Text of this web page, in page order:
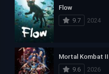
Flow
9.7
2024
Mortal Kombat II
9.6
2026